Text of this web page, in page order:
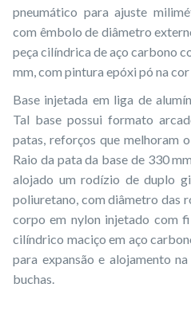
pneumático para ajuste
com êmbolo de diâmetro
peça cilíndrica de aço carbono
mm, com pintura epóxi pó na
Base injetada em liga de
Tal base possui formato
patas, reforços que melhoram
Raio da pata da base de 330
alojado um rodízio de duplo
poliuretano, com diâmetro das
corpo em nylon injetado com
cilíndrico maciço em aço
para expansão e alojamento
buchas.